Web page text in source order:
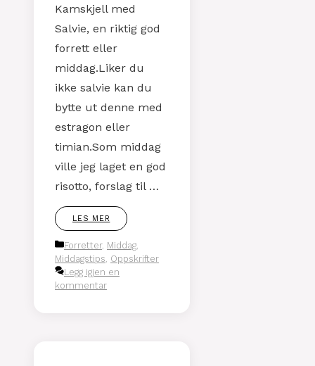
Kamskjell med
Salvie, en riktig god
forrett eller
middag.Liker du
ikke salvie kan du
bytte ut denne med
estragon eller
timian.Som middag
ville jeg laget en god
risotto, forslag til …
LES MER
Kategorier
Forretter, Middag,
Middagstips, Oppskrifter
Legg igjen en
kommentar